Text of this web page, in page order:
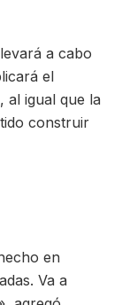
a cabo
el
al igual que la
construir
en
Va a